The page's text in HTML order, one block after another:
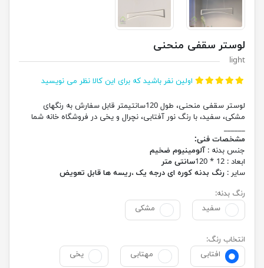
لوستر سقفی منحنی
light
اولین نفر باشید که برای این کالا نظر می نویسید
لوستر سقفی منحنی، طول 120سانتیمتر قابل سفارش به رنگهای
مشکی، سفید، با رنگ نور آفتابی، نچرال و یخی در فروشگاه خانه شما
______
مشخصات فنی:
جنس بدنه :آلومینیوم ضخیم
ابعاد : 12 * 120
سانتی متر
سایر : رنگ بدنه کوره ای درجه یک ،ریسه ها قابل تعویض
رنگ بدنه:
سفید
مشکی
انتخاب رنگ:
افتابی
مهتابی یخی